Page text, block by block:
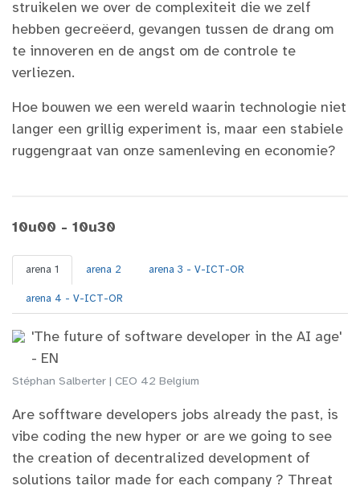
struikelen we over de complexiteit die we zelf
hebben gecreëerd, gevangen tussen de drang om
te innoveren en de angst om de controle te
verliezen.
Hoe bouwen we een wereld waarin technologie niet
langer een grillig experiment is, maar een stabiele
ruggengraat van onze samenleving en economie?
10u00 - 10u30
arena 1 arena 2 arena 3 - V-ICT-OR
arena 4 - V-ICT-OR
'The future of software developer in the AI age'
- EN
Stéphan Salberter | CEO 42 Belgium
Are sofftware developers jobs already the past, is
vibe coding the new hyper or are we going to see
the creation of decentralized development of
solutions tailor made for each company ? Threat